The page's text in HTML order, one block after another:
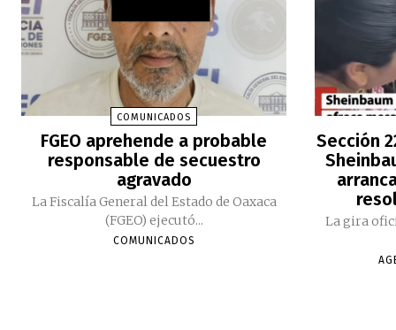
COMUNICADOS
FGEO aprehende a probable
responsable de secuestro
agravado
La Fiscalía General del Estado de Oaxaca
(FGEO) ejecutó...
COMUNICADOS
Sección
La gira